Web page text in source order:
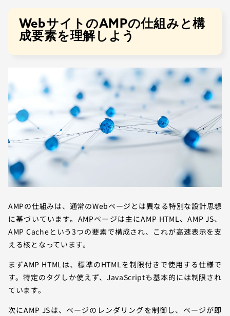
WebサイトのAMPの仕組みと構
成要素を理解しよう
AMPの仕組みは、通常のWebページとは異なる特別な設計思想
に基づいています。AMPページは主にAMP HTML、AMP JS、
AMP Cacheという3つの要素で構成され、これが高速表示を支
える核となっています。
まずAMP HTMLは、標準のHTMLを制限付きで使用する仕様で
す。特定のタグしか使えず、JavaScriptも基本的には制限され
ています。
次にAMP JSは、ページのレンダリングを制御し、ページが即